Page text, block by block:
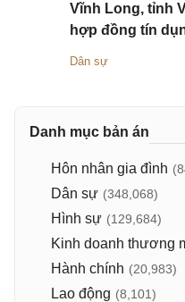
Vĩnh Long, tỉnh
hợp đồng tín
Dân sự
Danh mục bản án
Hôn nhân gia đình
Dân sự (348,068)
Hình sự (129,684)
Kinh doanh thương
Hành chính (20,983)
Lao động (8,101)